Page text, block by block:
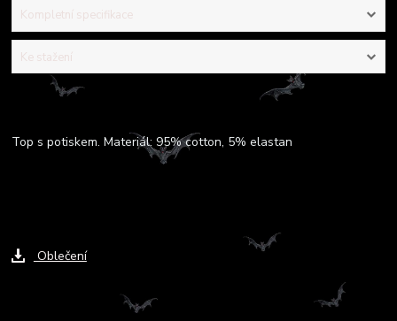
Kompletní specifikace
Ke stažení
Top s potiskem. Materiál: 95% cotton, 5% elastan
Oblečení